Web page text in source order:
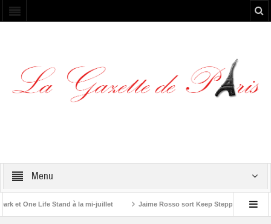
Menu
et One Life Stand à la mi-juillet Jaime Rosso sort Keep Stepping, son